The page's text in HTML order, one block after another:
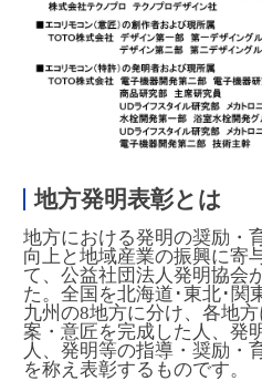
地方発明表彰とは
地方における発明の奨励・
向上と地域産業の振興に寄
て、公益社団法人発明協会
た。全国を北海道･東北･関
九州の8地方に分け、各地
案・意匠を完成した人、発
人、発明等の指導・奨励・
を称え表彰するものです。